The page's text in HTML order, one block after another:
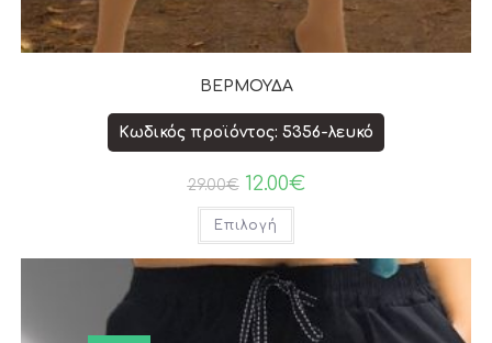
ΒΕΡΜΟΥΔΑ
Κωδικός προϊόντος: 5356-λευκό
29.00€ 12.00€
Επιλογή